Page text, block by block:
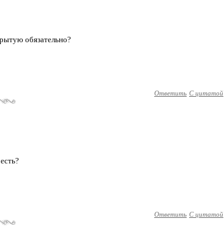
обязательно?
Ответить С цитатой
Ответить С цитатой